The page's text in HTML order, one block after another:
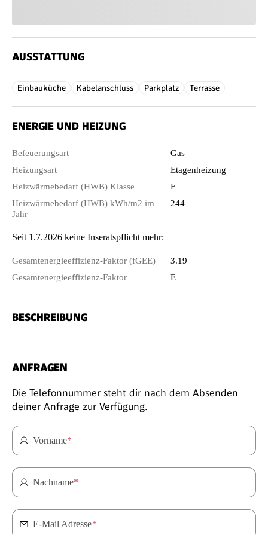
AUSSTATTUNG
Einbauküche Kabelanschluss Parkplatz Terrasse
ENERGIE UND HEIZUNG
Befeuerungsart
Gas
Heizungsart
Etagenheizung
Heizwärmebedarf (HWB) Klasse
F
Heizwärmebedarf (HWB) kWh/m2 im
Jahr
244
Seit 1.7.2026 keine Inseratspflicht mehr:
Gesamtenergieeffizienz-Faktor (fGEE)
3.19
Gesamtenergieeffizienz-Faktor
E
BESCHREIBUNG
ANFRAGEN
Die Telefonnummer steht dir nach dem Absenden
deiner Anfrage zur Verfügung.
Vorname*
Nachname*
E-Mail Adresse*